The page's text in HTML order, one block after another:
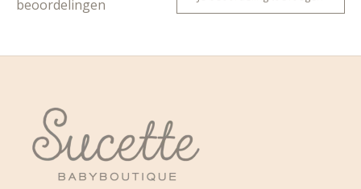
beoordelingen